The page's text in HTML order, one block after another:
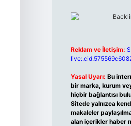
Reklam ve İletişim:
Yasal Uyarı: Bu
bir marka, kurum
hiçbir bağlantısı
Sitede yalnızca
makaleler
alan içerikler haber